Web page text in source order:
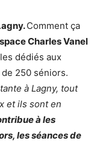
Comment ça
Charles Vanel
dédiés aux
250 séniors.
à Lagny, tout
et ils sont en
à les
les séances de